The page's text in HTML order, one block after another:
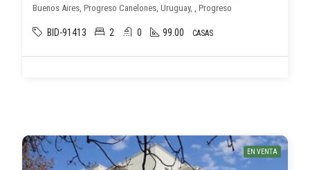
Buenos Aires, Progreso Canelones, Uruguay, , Progreso
BID-91413 2 0 99.00 CASAS
EN VENTA